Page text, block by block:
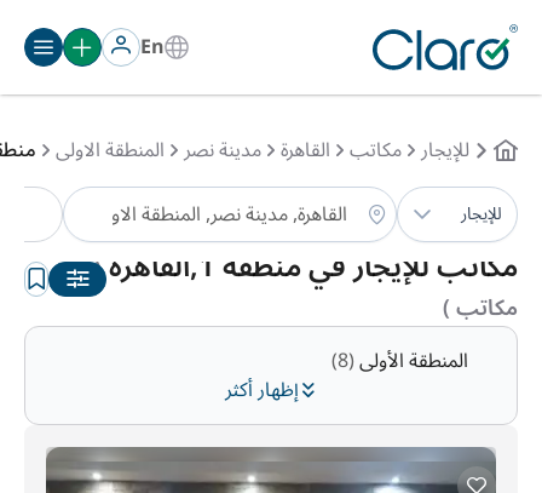
En
للإيجار مكاتب القاهرة مدينة نصر المنطقة الاولى
للإيجار
مكاتب للإيجار في منطقة 1,القاهرة
(1
مكاتب )
الترتيب:تلقائي
إظهار أكثر
المنطقة الأولى(8)